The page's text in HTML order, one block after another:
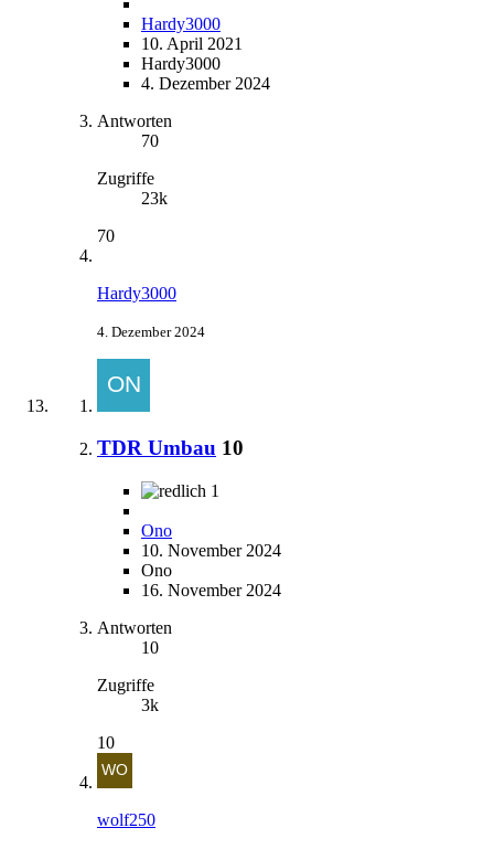
Hardy3000
10. April 2021
Hardy3000
4. Dezember 2024
Antworten
70
Zugriffe
23k
70
Hardy3000
4. Dezember 2024
TDR Umbau 10
1
Ono
10. November 2024
Ono
16. November 2024
Antworten
10
Zugriffe
3k
10
wolf250